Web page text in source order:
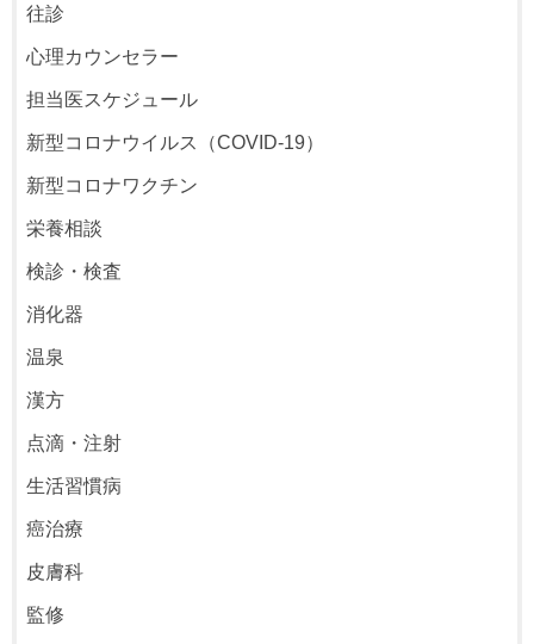
往診
心理カウンセラー
担当医スケジュール
新型コロナウイルス（COVID-19）
新型コロナワクチン
栄養相談
検診・検査
消化器
温泉
漢方
点滴・注射
生活習慣病
癌治療
皮膚科
監修